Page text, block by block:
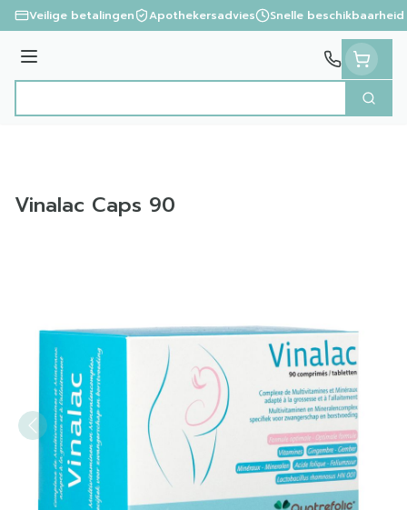
Ga naar de inhoud
Veilige betalingen Apothekersadvies Snelle beschikbaarheid
Menu
Zoek
Vinalac Caps 90